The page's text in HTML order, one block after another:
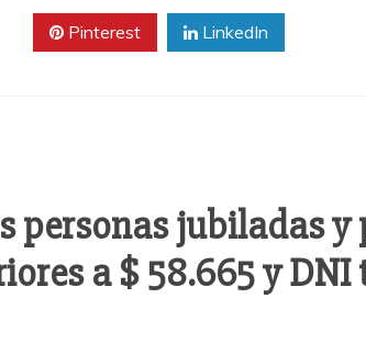
Pinterest LinkedIn
personas jubiladas
a $ 58.665 y